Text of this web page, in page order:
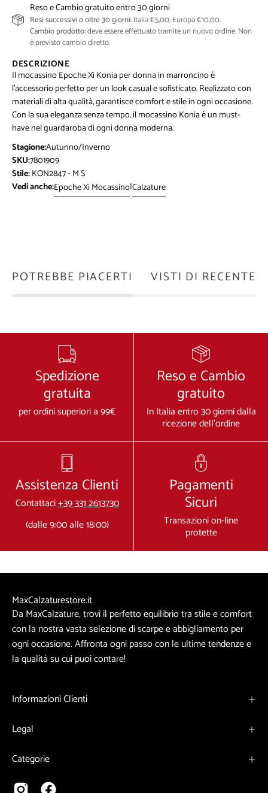
Reso e Cambio gratuito entro 30 giorni
Resi successivi o oltre 30 giorni:Italia €5,00; Europa €10,00.
Cambio prodotto:deve essere effettuato tramite un nuovo ordine. Non
è previsto cambio diretto.
DESCRIZIONE
Il mocassino Epoche Xi Konia per donna in marroncino è
l'accessorio perfetto per un look casual e sofisticato. Realizzato con
materiali di alta qualità, garantisce comfort e stile in ogni occasione.
Con la sua eleganza senza tempo, il mocassino Konia è un must-
have nel guardaroba di ogni donna moderna.
Stagione:Autunno/Inverno
SKU:7801909
Stile:KON2847 - M S
Vedi anche:Epoche Xi Mocassino|Calzature
POTREBBE PIACERTI VISTI DI RECENTE
Spedizione
gratuita
per ordini superiori a 99€
Reso e Cambio
gratuito
In Italia entro 30 giorni dalla
ricezione dell'ordine
Assistenza Clienti
Contattaci+39 331 2613730
(dalle 9:00 alle 18:00)
Pagamenti
Sicuri
Transazioni on-line
protette
MaxCalzaturestore.it
Da MaxCalzature, trovi il perfetto equilibrio tra stile e comfort
con la nostra vasta selezione di scarpe e abbigliamento per
ogni occasione. Affronta ogni passo con le ultime tendenze e
la qualità su cui puoi contare!
Informazioni Clienti
Legal
Categorie